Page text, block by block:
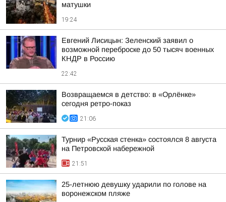
матушки
19:24
Евгений Лисицын: Зеленский заявил о
возможной переброске до 50 тысяч военных
КНДР в Россию
22:42
Возвращаемся в детство: в «Орлёнке»
сегодня ретро-показ
21:06
Турнир «Русская стенка» состоялся 8 августа
на Петровской набережной
21:51
25-летнюю девушку ударили по голове на
воронежском пляже